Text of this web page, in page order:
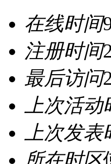
在线时间
注册时间
最后访问
上次活动
上次发表